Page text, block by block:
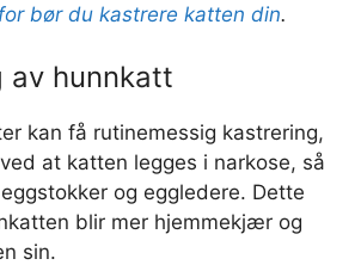
bør du kastrere katten din.
av hunnkatt
kan få rutinemessig kastrering,
at katten legges i narkose, så
og eggledere. Dette
blir mer hjemmekjær og
sin.